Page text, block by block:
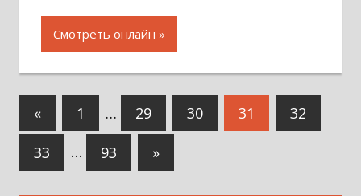
Смотреть онлайн
Навигация
по
записям
«Предыдущие
записи
1 … 29 30 31 32
33 … 93
Следующие
записи
»